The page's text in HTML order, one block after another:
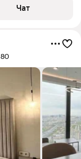
спальня. В
Чат
80